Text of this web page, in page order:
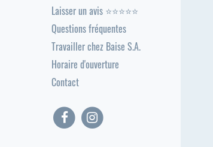
Laisser un avis ⭐⭐⭐⭐⭐
Questions fréquentes
Travailler chez Baise S.A.
Horaire d'ouverture
Contact